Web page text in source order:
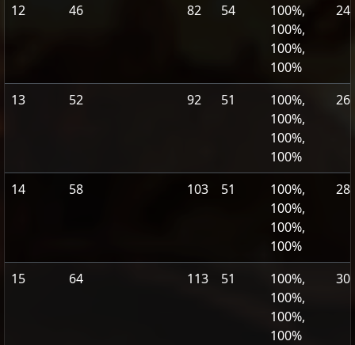
12 46 82 54
100%,
100%,
100%,
100%
24
13 52 92 51
100%,
100%,
100%,
100%
26
14 58 103 51
100%,
100%,
100%,
100%
28
15 64 113 51
100%,
100%,
100%,
100%
30